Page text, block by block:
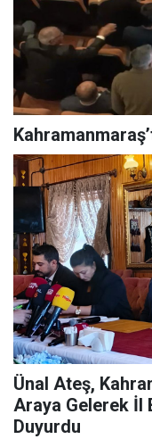
Ünal Ateş,
Araya Gelerek İl
Duyurdu